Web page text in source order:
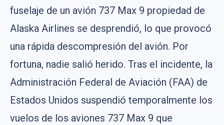
fuselaje de un avión 737 Max 9 propiedad de
Alaska Airlines se desprendió, lo que provocó
una rápida descompresión del avión. Por
fortuna, nadie salió herido. Tras el incidente, la
Administración Federal de Aviación (FAA) de
Estados Unidos suspendió temporalmente los
vuelos de los aviones 737 Max 9 que